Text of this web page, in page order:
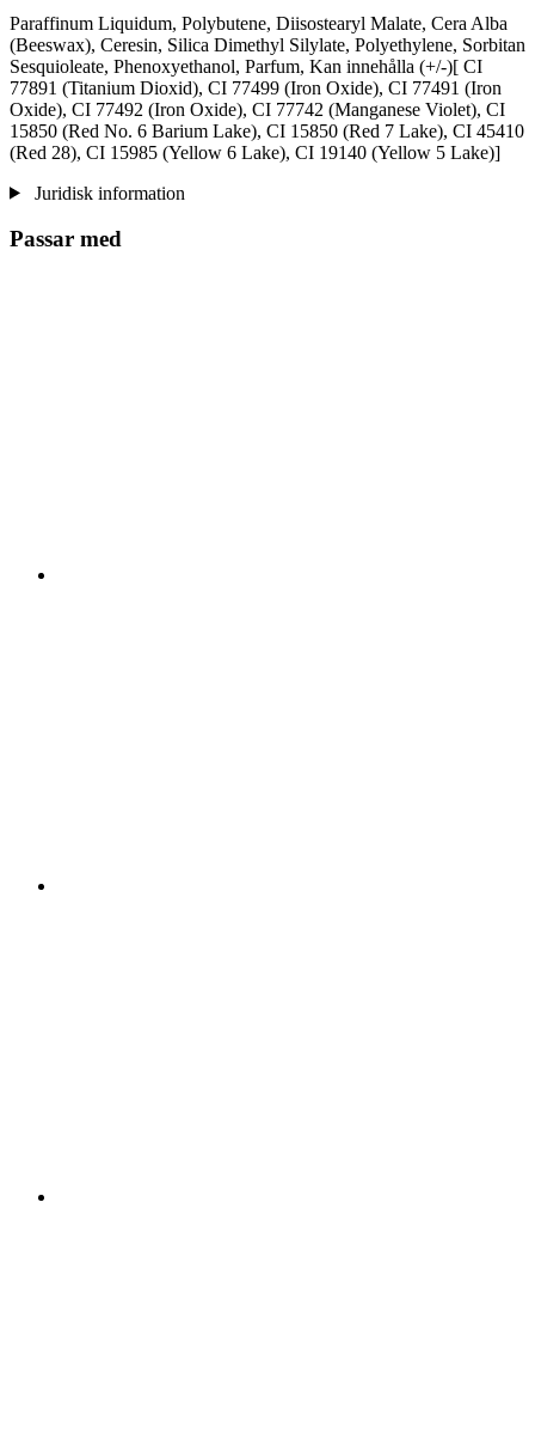
Paraffinum Liquidum, Polybutene, Diisostearyl Malate, Cera Alba
(Beeswax), Ceresin, Silica Dimethyl Silylate, Polyethylene, Sorbitan
Sesquioleate, Phenoxyethanol, Parfum, Kan innehålla (+/-)[ CI
77891 (Titanium Dioxid), CI 77499 (Iron Oxide), CI 77491 (Iron
Oxide), CI 77492 (Iron Oxide), CI 77742 (Manganese Violet), CI
15850 (Red No. 6 Barium Lake), CI 15850 (Red 7 Lake), CI 45410
(Red 28), CI 15985 (Yellow 6 Lake), CI 19140 (Yellow 5 Lake)]
Juridisk information
Passar med